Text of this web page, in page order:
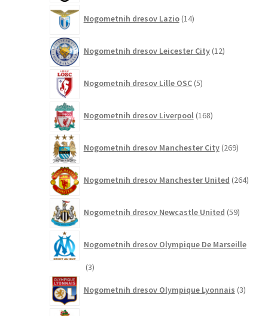
Nogometnih dresov Lazio 14izdelkov
Nogometnih dresov Leicester City 12izdelkov
Nogometnih dresov Lille OSC 5izdelkov
Nogometnih dresov Liverpool 168izdelkov
Nogometnih dresov Manchester City 269izdelkov
Nogometnih dresov Manchester United 264
Nogometnih dresov Newcastle United 59izdelkov
Nogometnih dresov Olympique De Marseille
33
Nogometnih dresov Olympique Lyonnais 3izdelki